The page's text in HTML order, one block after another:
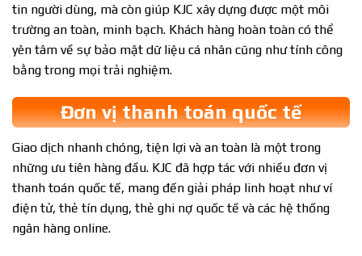
tin người dùng, mà còn giúp KJC xây dựng được một môi
trường an toàn, minh bạch. Khách hàng hoàn toàn có thể
yên tâm về sự bảo mật dữ liệu cá nhân cũng như tính công
bằng trong mọi trải nghiệm.
Đơn vị thanh toán quốc tế
Giao dịch nhanh chóng, tiện lợi và an toàn là một trong
những ưu tiên hàng đầu. KJC đã hợp tác với nhiều đơn vị
thanh toán quốc tế, mang đến giải pháp linh hoạt như ví
điện tử, thẻ tín dụng, thẻ ghi nợ quốc tế và các hệ thống
ngân hàng online.